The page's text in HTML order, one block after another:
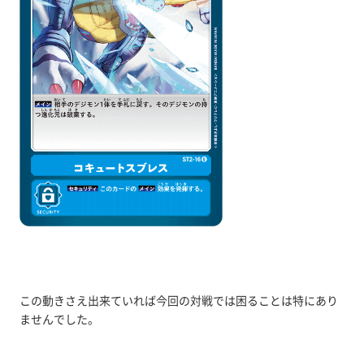
この動きさえ出来ていれば今回の対戦では困ることは特にあり
ませんでした。